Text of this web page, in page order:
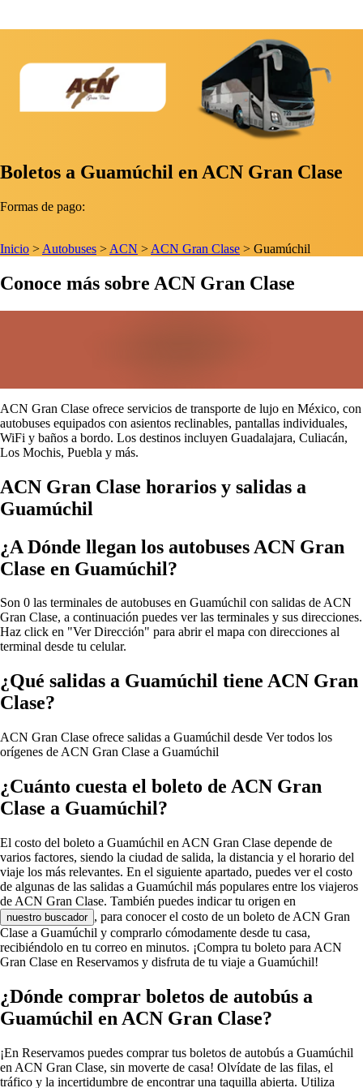
Boletos a Guamúchil en ACN Gran Clase
Formas de pago:
Inicio > Autobuses > ACN > ACN Gran Clase > Guamúchil
Conoce más sobre ACN Gran Clase
ACN Gran Clase ofrece servicios de transporte de lujo en México, con
autobuses equipados con asientos reclinables, pantallas individuales,
WiFi y baños a bordo. Los destinos incluyen Guadalajara, Culiacán,
Los Mochis, Puebla y más.
ACN Gran Clase horarios y salidas a
Guamúchil
¿A Dónde llegan los autobuses ACN Gran
Clase en Guamúchil?
Son 0 las terminales de autobuses en Guamúchil con salidas de ACN
Gran Clase, a continuación puedes ver las terminales y sus direcciones.
Haz click en "Ver Dirección" para abrir el mapa con direcciones al
terminal desde tu celular.
¿Qué salidas a Guamúchil tiene ACN Gran
Clase?
ACN Gran Clase ofrece salidas a Guamúchil desde Ver todos los
orígenes de ACN Gran Clase a Guamúchil
¿Cuánto cuesta el boleto de ACN Gran
Clase a Guamúchil?
El costo del boleto a Guamúchil en ACN Gran Clase depende de
varios factores, siendo la ciudad de salida, la distancia y el horario del
viaje los más relevantes. En el siguiente apartado, puedes ver el costo
de algunas de las salidas a Guamúchil más populares entre los viajeros
de ACN Gran Clase. También puedes indicar tu origen en
nuestro buscador , para conocer el costo de un boleto de ACN Gran
Clase a Guamúchil y comprarlo cómodamente desde tu casa,
recibiéndolo en tu correo en minutos. ¡Compra tu boleto para ACN
Gran Clase en Reservamos y disfruta de tu viaje a Guamúchil!
¿Dónde comprar boletos de autobús a
Guamúchil en ACN Gran Clase?
¡En Reservamos puedes comprar tus boletos de autobús a Guamúchil
en ACN Gran Clase, sin moverte de casa! Olvídate de las filas, el
tráfico y la incertidumbre de encontrar una taquilla abierta. Utiliza